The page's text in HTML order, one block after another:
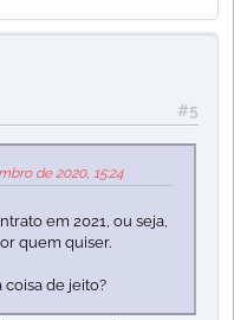
#5
de 2020, 15:24
em 2021, ou seja,
quem quiser.
de jeito?